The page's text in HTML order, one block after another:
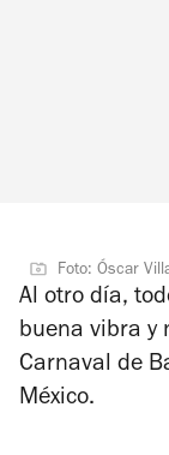
Foto: Óscar
Al otro día,
buena vibra y
Carnaval de
México.